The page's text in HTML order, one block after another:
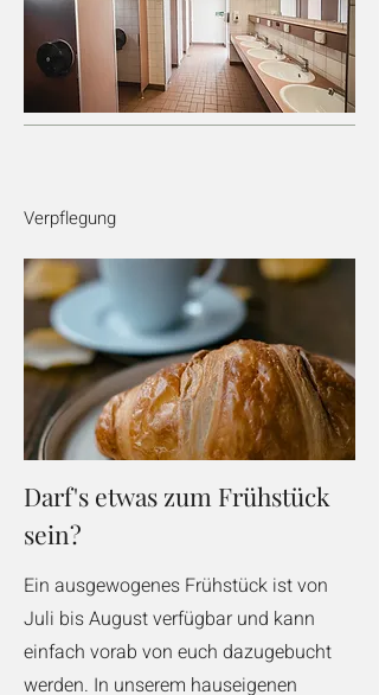
Verpflegung
Darf's etwas zum Frühstück
sein?
Ein ausgewogenes Frühstück ist von
Juli bis August verfügbar und kann
einfach vorab von euch dazugebucht
werden. In unserem hauseigenen